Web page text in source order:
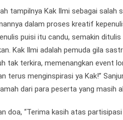
tampilnya Kak Ilmi sebagai
dalam proses kreatif
puisi itu candu, semakin
Kak Ilmi adalah pemuda gila
tak terkira, memenangkan event
terus menginspirasi ya Kak!”
dari para peserta yang masih
doa, “Terima kasih atas